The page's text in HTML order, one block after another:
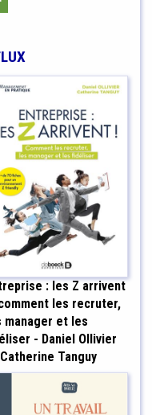
: les Z arrivent
les recruter,
manager et les
- Daniel Ollivier
Tanguy